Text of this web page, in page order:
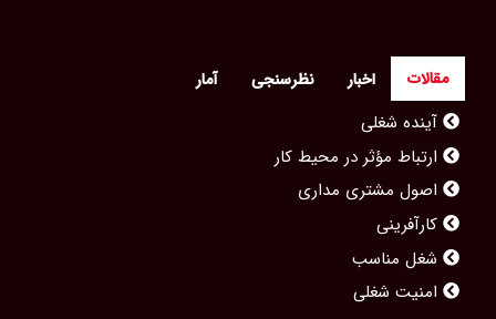
مقالات اخبار نظرسنجی آمار
ارتباط مؤثر در محیط کار
اصول مشتری مداری
کارآفرینی
شغل مناسب
امنیت شغلی
مشاغل محبوب بانوان